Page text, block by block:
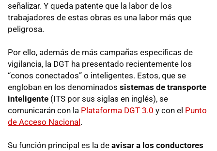
señalizar. Y queda patente que la labor de los
trabajadores de estas obras es una labor más que
peligrosa.
Por ello, además de más campañas específicas de
vigilancia, la DGT ha presentado recientemente los
“conos conectados” o inteligentes. Estos, que se
engloban en los denominados sistemas de transporte
inteligente (ITS por sus siglas en inglés), se
comunicarán con la Plataforma DGT 3.0 y con el Punto
de Acceso Nacional .
Su función principal es la de avisar a los conductores